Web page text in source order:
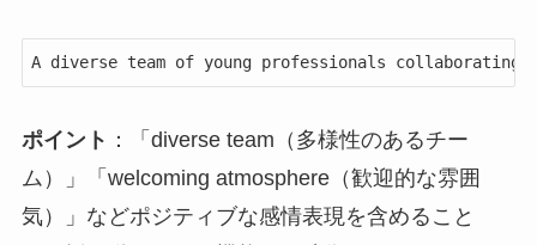
A diverse team of young professionals collaborating
ポイント ：「diverse team（多様性のあるチー
ム）」「welcoming atmosphere（歓迎的な雰囲
気）」などポジティブな感情表現を含めること